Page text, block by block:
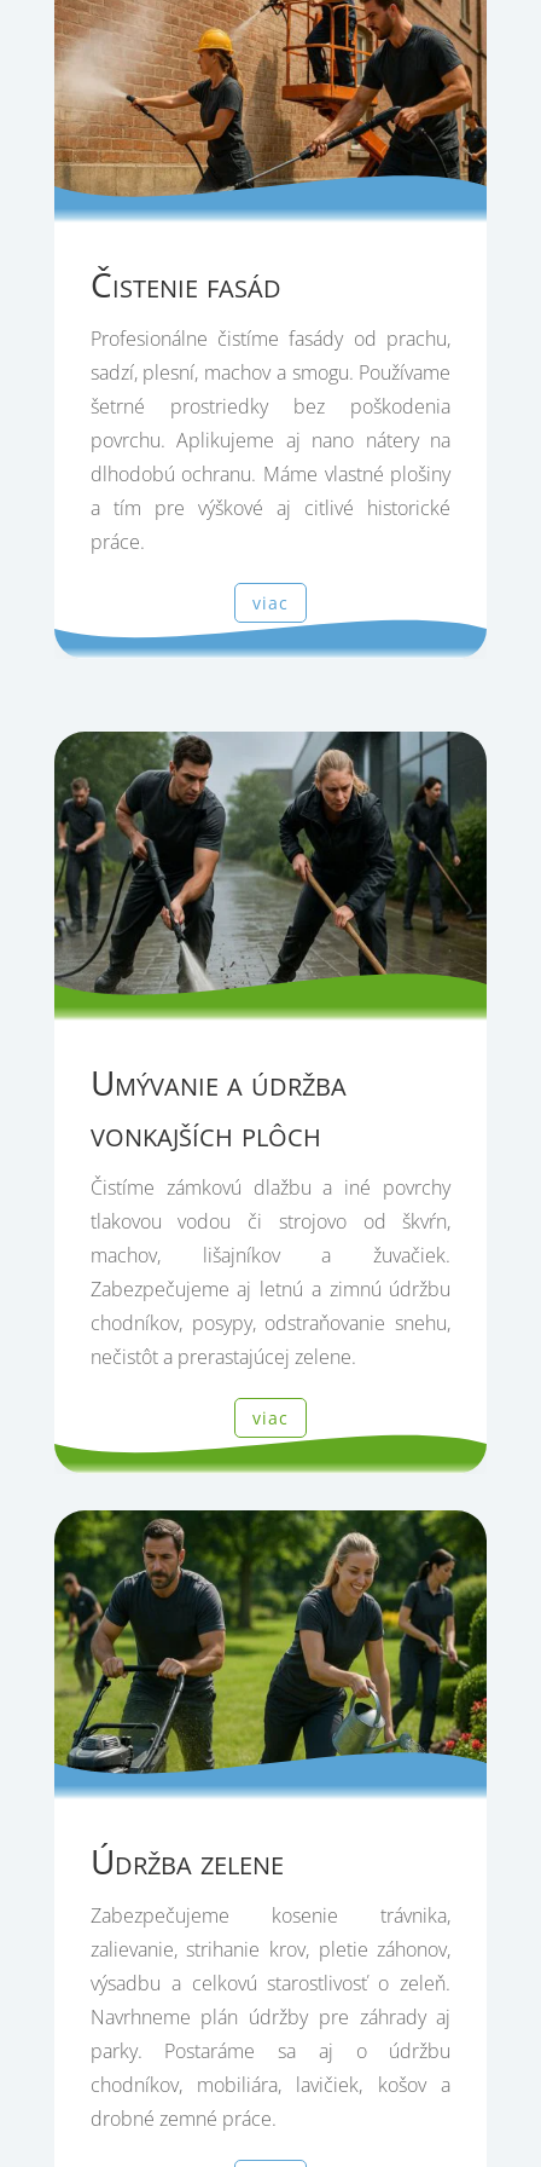
Čistenie fasád
Profesionálne čistíme fasády od prachu,
sadzí, plesní, machov a smogu. Používame
šetrné prostriedky bez poškodenia
povrchu. Aplikujeme aj nano nátery na
dlhodobú ochranu. Máme vlastné plošiny
a tím pre výškové aj citlivé historické
práce.
viac
Umývanie a údržba
vonkajších plôch
Čistíme zámkovú dlažbu a iné povrchy
tlakovou vodou či strojovo od škvŕn,
machov, lišajníkov a žuvačiek.
Zabezpečujeme aj letnú a zimnú údržbu
chodníkov, posypy, odstraňovanie snehu,
nečistôt a prerastajúcej zelene.
viac
Údržba zelene
Zabezpečujeme kosenie trávnika,
zalievanie, strihanie krov, pletie záhonov,
výsadbu a celkovú starostlivosť o zeleň.
Navrhneme plán údržby pre záhrady aj
parky. Postaráme sa aj o údržbu
chodníkov, mobiliára, lavičiek, košov a
drobné zemné práce.